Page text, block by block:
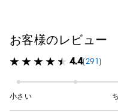
お客様のレビュー
4.4(291)
小さい